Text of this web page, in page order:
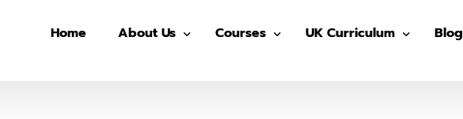
Home About Us Courses UK Curriculum Blog